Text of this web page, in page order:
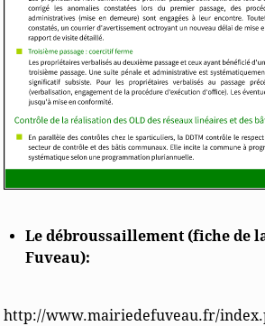
Le débroussaillement (fiche de
Fuveau):
http://www.mairiedefuveau.fr/